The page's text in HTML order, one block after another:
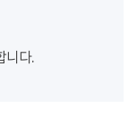
니다.